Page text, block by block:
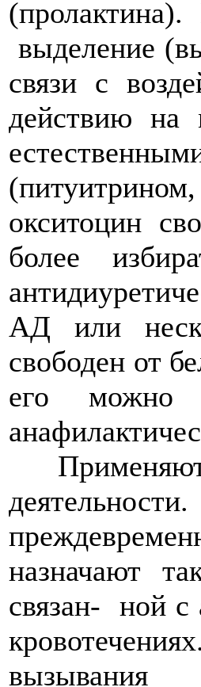
выделение
связи с
действию на
окситоцин
более
АД или
свободен от
его можно
Применяют
назначают
связан- ной с